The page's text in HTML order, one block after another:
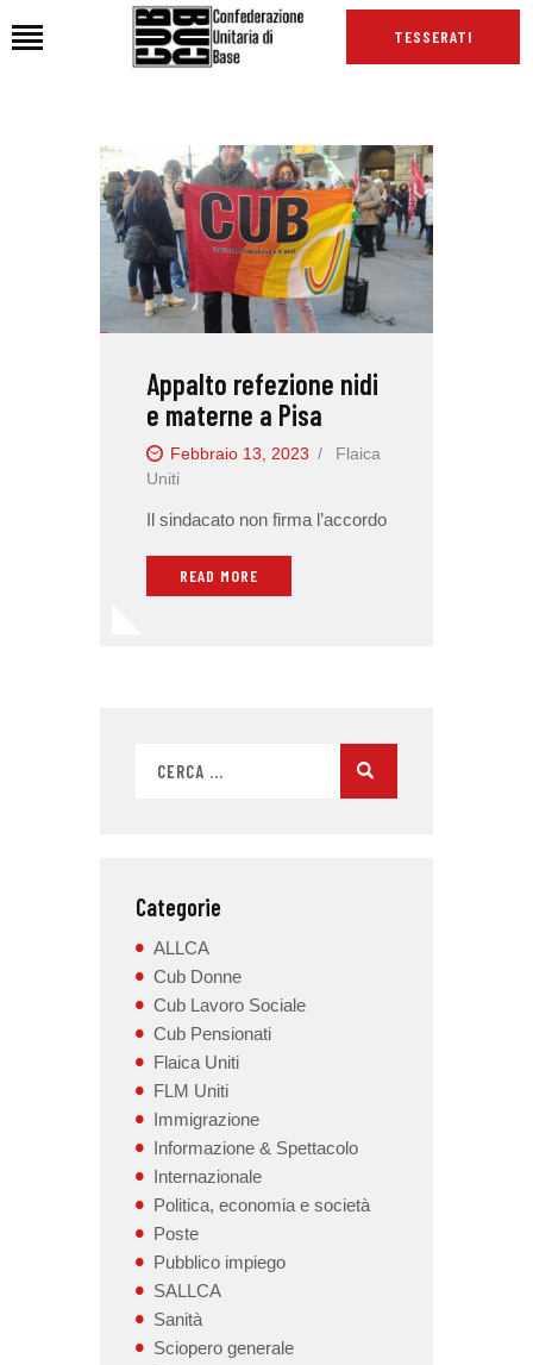
TESSERATI
HOME
CHI SIAMO
SEDI
NEWS
PODCAST CUB
INTERNAZIONALE
RASSEGNA STAMPA
Appalto refezione nidi
e materne a Pisa
Febbraio 13, 2023
Flaica
Uniti
Il sindacato non firma l’accordo
READ MORE
Categorie
ALLCA
Cub Donne
Cub Lavoro Sociale
Cub Pensionati
Flaica Uniti
FLM Uniti
Immigrazione
Informazione & Spettacolo
Internazionale
Politica, economia e società
Poste
Pubblico impiego
SALLCA
Sanità
Sciopero generale